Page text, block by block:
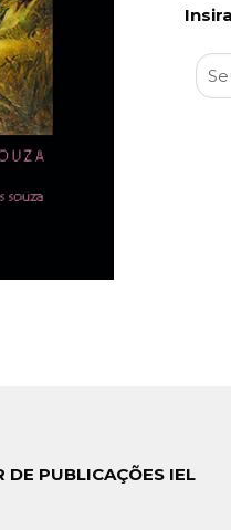
DE PUBLICAÇÕES IEL